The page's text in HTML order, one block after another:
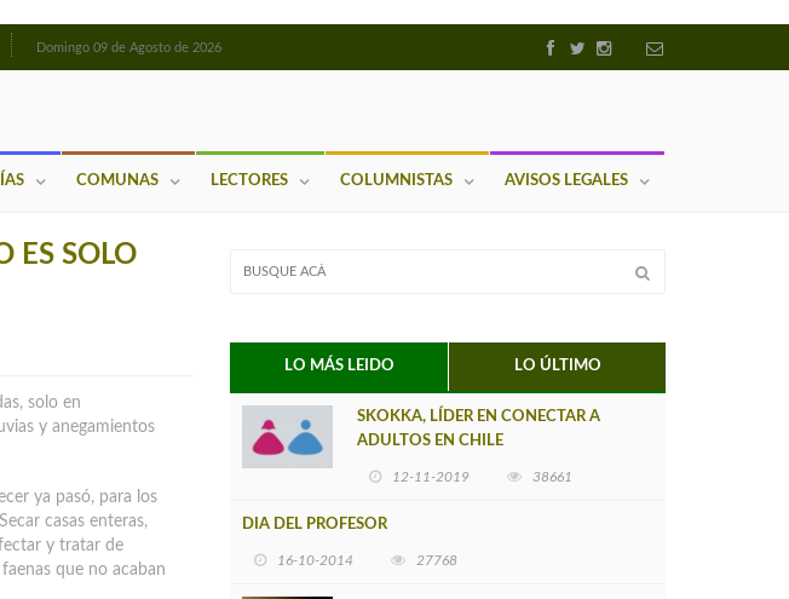
Domingo 09 de Agosto de 2026
COMUNAS LECTORES COLUMNISTAS AVISOS LEGALES
ES SOLO
solo en
y anegamientos
ya pasó, para los
casas enteras,
y tratar de
que no acaban
LO MÁS LEIDO LO ÚLTIMO
SKOKKA, LÍDER EN CONECTAR A
ADULTOS EN CHILE
12-11-2019 38661
DIA DEL PROFESOR
16-10-2014 27768